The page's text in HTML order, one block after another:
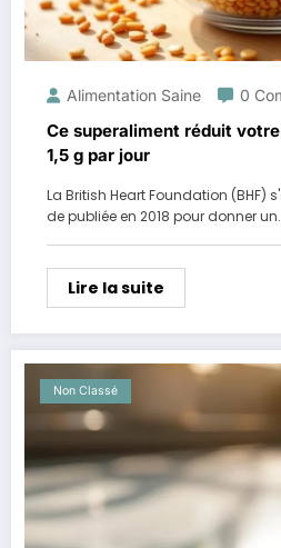
Alimentation Saine 0
Ce superaliment réduit
1,5 g par jour
La British Heart Foundation (BHF)
de publiée en 2018 pour donner
Lire la suite
Non Classé